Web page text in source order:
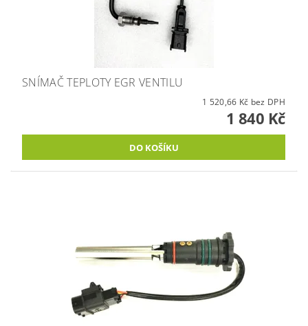
SNÍMAČ TEPLOTY EGR VENTILU
1 520,66 Kč bez DPH
1 840 Kč